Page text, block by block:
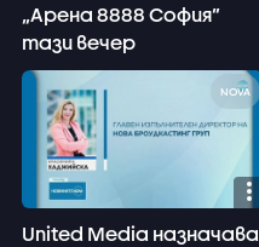
„Арена 8888 София”
тази вечер
NOVA
United Media назначава